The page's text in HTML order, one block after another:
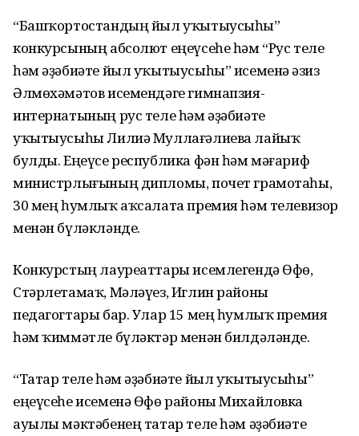
“Башҡортостандың йыл уҡытыусыһы”
конкурсының абсолют еңеүсеһе һәм “Рус теле
һәм әҙәбиәте йыл уҡытыусыһы” исеменә Ғәзиз
Әлмөхәмәтов исемендәге гимнапзия-
интернатының рус теле һәм әҙәбиәте
уҡытыусыһы Лилиә Муллағәлиева лайыҡ
булды. Еңеүсе республика фән һәм мәғариф
министрлығының дипломы, почет грамотаһы,
30 мең һумлыҡ аҡсалата премия һәм телевизор
менән бүләкләнде.
Конкурстың лауреаттары исемлегендә Өфө,
Стәрлетамаҡ, Мәләүез, Иглин районы
педагогтары бар. Улар 15 мең һумлыҡ премия
һәм ҡиммәтле бүләктәр менән билдәләнде.
“Татар теле һәм әҙәбиәте йыл уҡытыусыһы”
еңеүсеһе исеменә Өфө районы Михайловка
ауылы мәктәбенең татар теле һәм әҙәбиәте